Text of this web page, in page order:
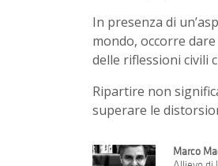
In presenza di
mondo, occorre
delle riflessioni civili
Ripartire non
superare le
Marco